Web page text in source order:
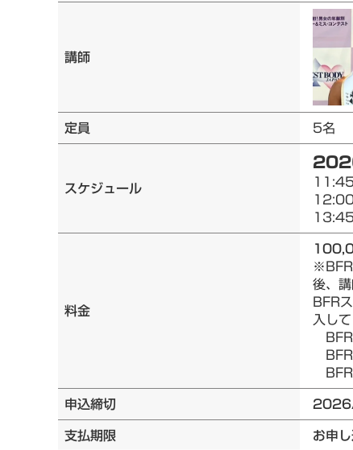
講師
定員 5名
スケジュール
料金
※BFR
後、
BFR
入し
申込締切
支払期限
お申